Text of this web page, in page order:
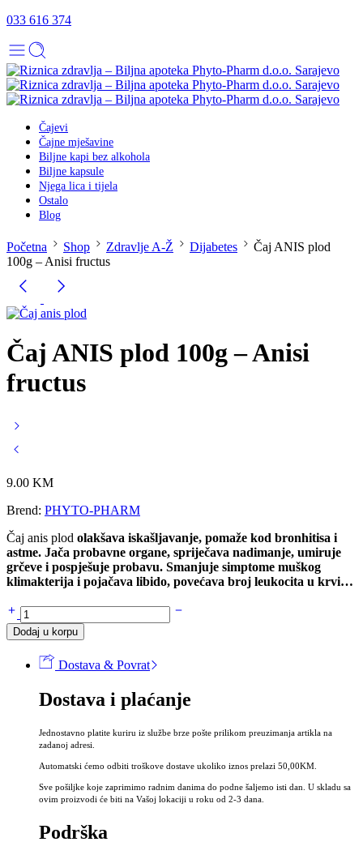
033 616 374
Čajevi
Čajne mješavine
Biljne kapi bez alkohola
Biljne kapsule
Njega lica i tijela
Ostalo
Blog
Početna Shop Zdravlje A-Ž Dijabetes
Čaj ANIS plod
100g – Anisi fructus
Čaj ANIS plod 100g – Anisi
fructus
9.00 KM
Brend: PHYTO-PHARM
Čaj anis plod olakšava iskašljavanje, pomaže kod bronhitisa i
astme. Jača probavne organe, spriječava nadimanje, umiruje
grčeve i pospješuje probavu. Smanjuje simptome muškog
klimakterija i pojačava libido, povećava broj leukocita u krvi…
Čaj
ANIS
plod
fructus
količina
Dodaj u korpu
Dostava & Povrat
Dostava i plaćanje
Jednostavno platite kuriru iz službe brze pošte prilikom preuzimanja artikla na
zadanoj adresi.
Automatski ćemo odbiti troškove dostave ukoliko iznos prelazi 50,00KM.
Sve pošiljke koje zaprimimo radnim danima do podne šaljemo isti dan. U skladu sa
ovim proizvodi će biti na Vašoj lokaciji u roku od 2-3 dana.
Podrška